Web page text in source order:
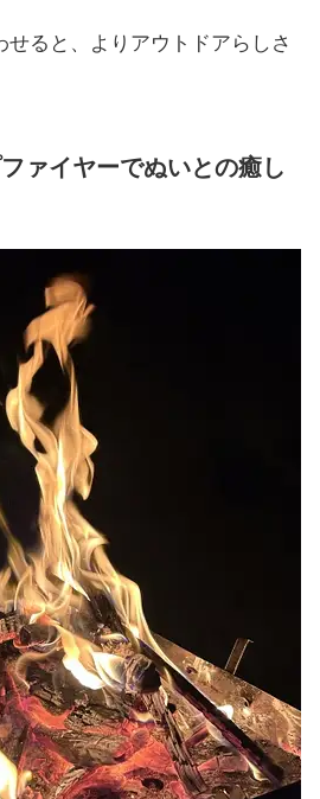
ると、よりアウトドアらしさ
ァイヤーでぬいとの癒し